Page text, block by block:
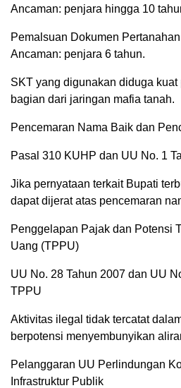
Ancaman: penjara hingga 10
Pemalsuan Dokumen
Ancaman: penjara 6 tahun.
SKT yang digunakan diduga
bagian dari jaringan mafia tanah.
Pencemaran Nama Baik dan
Pasal 310 KUHP dan UU No. 1
Jika pernyataan terkait Bupati
dapat dijerat atas pencemaran
Penggelapan Pajak dan Potensi
Uang (TPPU)
UU No. 28 Tahun 2007 dan UU
TPPU
Aktivitas ilegal tidak tercatat
berpotensi menyembunyikan
Pelanggaran UU Perlindungan
Infrastruktur Publik